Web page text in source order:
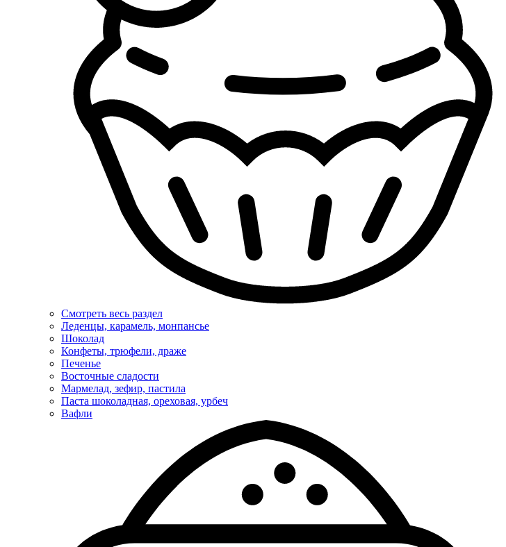
Смотреть весь раздел
Леденцы, карамель, монпансье
Шоколад
Конфеты, трюфели, драже
Печенье
Восточные сладости
Мармелад, зефир, пастила
Паста шоколадная, ореховая, урбеч
Вафли